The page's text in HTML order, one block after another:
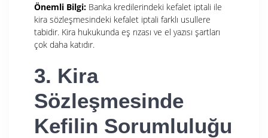
Önemli Bilgi: Banka kredilerindeki kefalet iptali ile
kira sözleşmesindeki kefalet iptali farklı usullere
tabidir. Kira hukukunda eş rızası ve el yazısı şartları
çok daha katıdır.
3. Kira
Sözleşmesinde
Kefilin Sorumluluğu